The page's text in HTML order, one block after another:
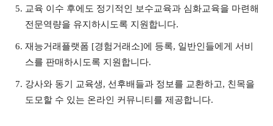
교육 이수 후에도 정기적인 보수교육과 심화교육을 마련해
전문역량을 유지하시도록 지원합니다.
재능거래플랫폼 [경험거래소]에 등록, 일반인들에게 서비
스를 판매하시도록 지원합니다.
강사와 동기 교육생, 선후배들과 정보를 교환하고, 친목을
도모할 수 있는 온라인 커뮤니티를 제공합니다.